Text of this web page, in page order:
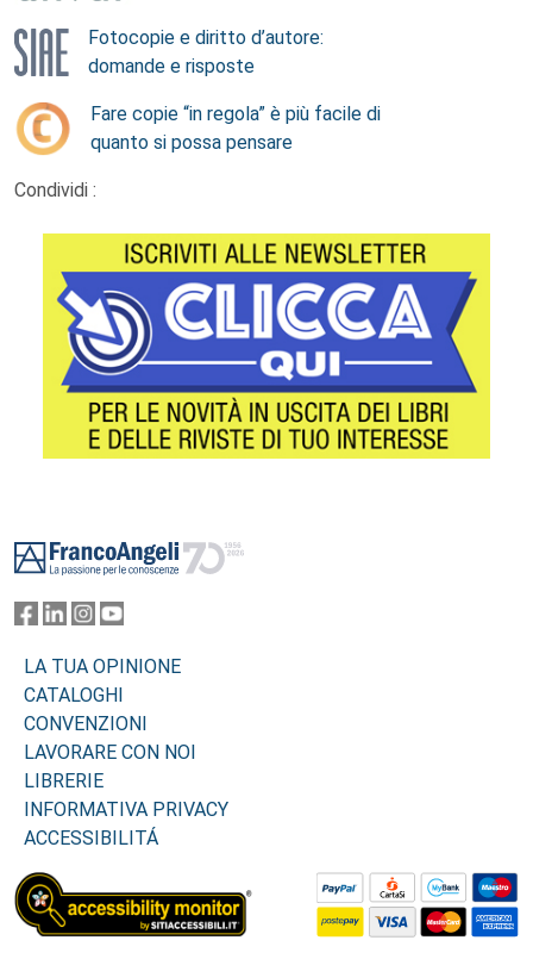
Fotocopie e diritto d’autore:
domande e risposte
Fare copie “in regola” è più facile di
quanto si possa pensare
Condividi :
LA TUA OPINIONE
CATALOGHI
CONVENZIONI
LAVORARE CON NOI
LIBRERIE
INFORMATIVA PRIVACY
ACCESSIBILITÁ